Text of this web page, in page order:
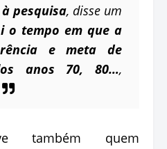
pesquisa, disse um
o tempo em que a
e meta de
anos 70, 80…,
também quem